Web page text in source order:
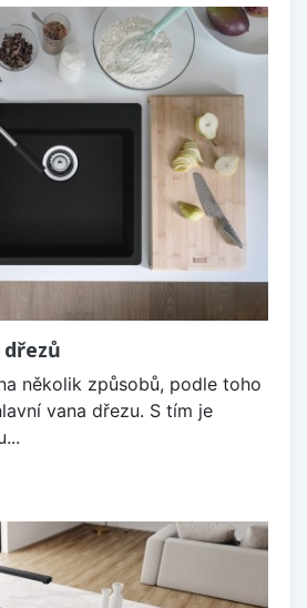
několik způsobů, podle toho
vana dřezu. S tím je